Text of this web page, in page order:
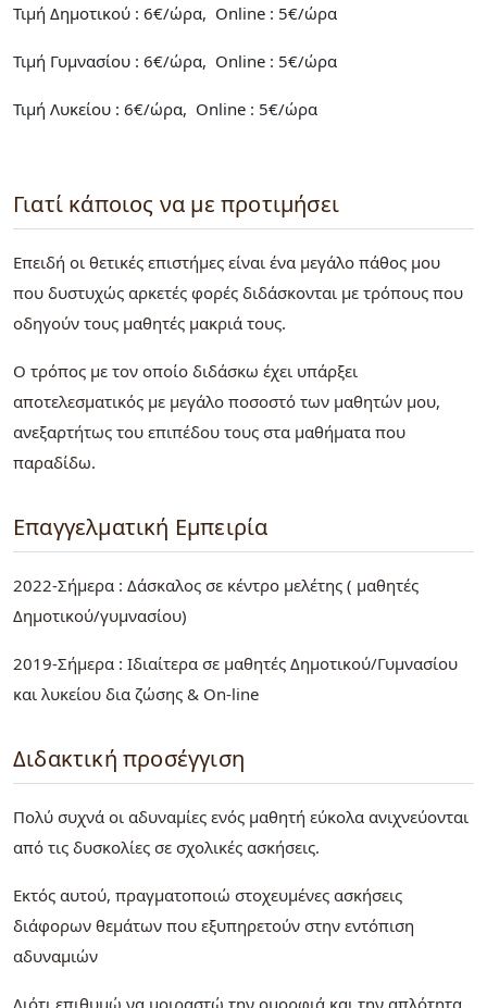
Τιμή Δημοτικού : 6€/ώρα, Online : 5€/ώρα
Τιμή Γυμνασίου : 6€/ώρα, Online : 5€/ώρα
Τιμή Λυκείου : 6€/ώρα, Online : 5€/ώρα
Γιατί κάποιος να με προτιμήσει
Επειδή οι θετικές επιστήμες είναι ένα μεγάλο πάθος μου
που δυστυχώς αρκετές φορές διδάσκονται με τρόπους που
οδηγούν τους μαθητές μακριά τους.
Ο τρόπος με τον οποίο διδάσκω έχει υπάρξει
αποτελεσματικός με μεγάλο ποσοστό των μαθητών μου,
ανεξαρτήτως του επιπέδου τους στα μαθήματα που
παραδίδω.
Επαγγελματική Εμπειρία
2022-Σήμερα : Δάσκαλος σε κέντρο μελέτης ( μαθητές
Δημοτικού/γυμνασίου)
2019-Σήμερα : Ιδιαίτερα σε μαθητές Δημοτικού/Γυμνασίου
και λυκείου δια ζώσης & On-line
Διδακτική προσέγγιση
Πολύ συχνά οι αδυναμίες ενός μαθητή εύκολα ανιχνεύονται
από τις δυσκολίες σε σχολικές ασκήσεις.
Εκτός αυτού, πραγματοποιώ στοχευμένες ασκήσεις
διάφορων θεμάτων που εξυπηρετούν στην εντόπιση
αδυναμιών
Διότι επιθυμώ να μοιραστώ την ομορφιά και την απλότητα